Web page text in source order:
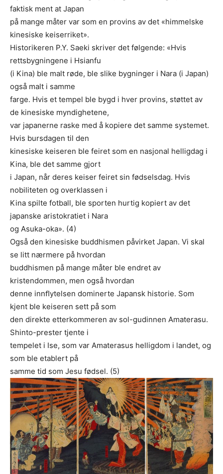
faktisk ment at Japan
på mange måter var som en provins av det «himmelske
kinesiske keiserriket».
Historikeren P.Y. Saeki skriver det følgende: «Hvis
rettsbygningene i Hsianfu
(i Kina) ble malt røde, ble slike bygninger i Nara (i Japan)
også malt i samme
farge. Hvis et tempel ble bygd i hver provins, støttet av
de kinesiske myndighetene,
var japanerne raske med å kopiere det samme systemet.
Hvis bursdagen til den
kinesiske keiseren ble feiret som en nasjonal helligdag i
Kina, ble det samme gjort
i Japan, når deres keiser feiret sin fødselsdag. Hvis
nobiliteten og overklassen i
Kina spilte fotball, ble sporten hurtig kopiert av det
japanske aristokratiet i Nara
og Asuka-oka». (4)
Også den kinesiske buddhismen påvirket Japan. Vi skal
se litt nærmere på hvordan
buddhismen på mange måter ble endret av
kristendommen, men også hvordan
denne innﬂytelsen dominerte Japansk historie. Som
kjent ble keiseren sett på som
den direkte etterkommeren av sol-gudinnen Amaterasu.
Shinto-prester tjente i
tempelet i Ise, som var Amaterasus helligdom i landet, og
som ble etablert på
samme tid som Jesu fødsel. (5)